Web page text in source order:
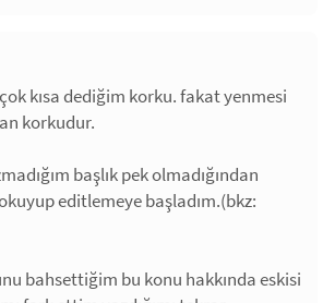
kısa dediğim korku. fakat yenmesi
korkudur.
başlık pek olmadığından
editlemeye başladım.(bkz:
bahsettiğim bu konu hakkında eskisi